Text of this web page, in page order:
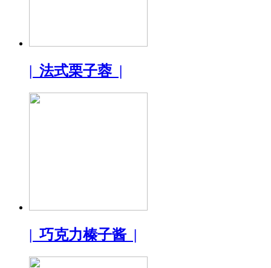
| 法式栗子蓉 |
| 巧克力榛子酱 |